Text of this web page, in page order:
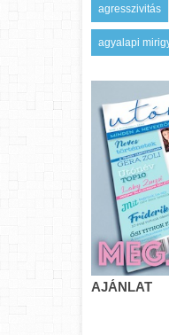
agresszivitás
agyalapi
AJÁNLAT